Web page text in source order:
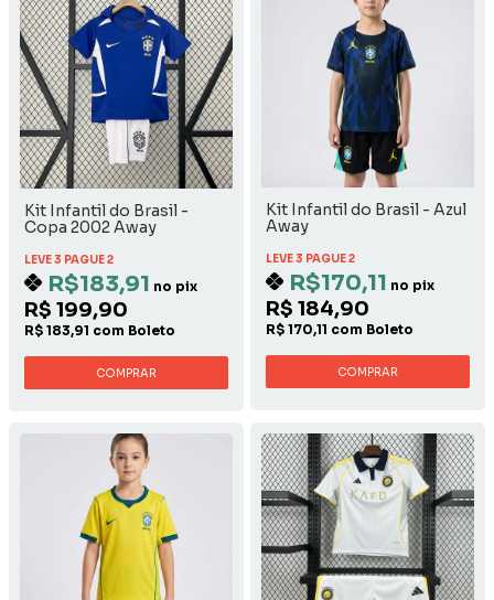
Kit Infantil do Brasil -
Copa 2002 Away
LEVE 3 PAGUE 2
R$183,91 no pix
R$ 199,90
R$ 183,91 com Boleto
COMPRAR
Kit Infantil do Brasil - Azul
Away
LEVE 3 PAGUE 2
R$170,11 no pix
R$ 184,90
R$ 170,11 com Boleto
COMPRAR